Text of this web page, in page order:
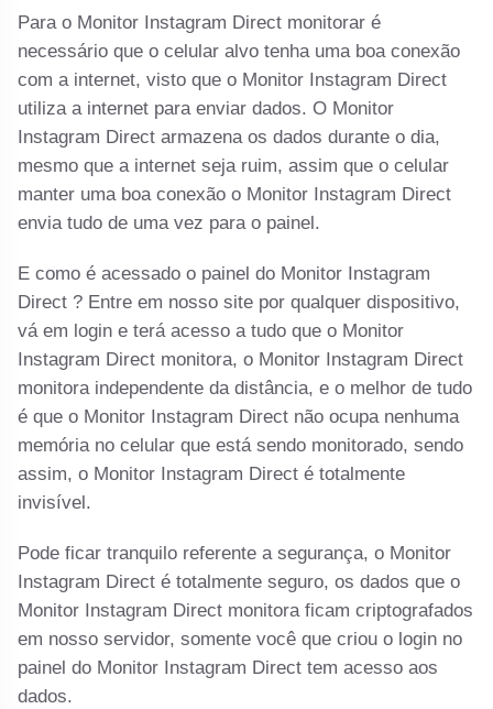
Para o Monitor Instagram Direct monitorar é
necessário que o celular alvo tenha uma boa conexão
com a internet, visto que o Monitor Instagram Direct
utiliza a internet para enviar dados. O Monitor
Instagram Direct armazena os dados durante o dia,
mesmo que a internet seja ruim, assim que o celular
manter uma boa conexão o Monitor Instagram Direct
envia tudo de uma vez para o painel.
E como é acessado o painel do Monitor Instagram
Direct ? Entre em nosso site por qualquer dispositivo,
vá em login e terá acesso a tudo que o Monitor
Instagram Direct monitora, o Monitor Instagram Direct
monitora independente da distância, e o melhor de tudo
é que o Monitor Instagram Direct não ocupa nenhuma
memória no celular que está sendo monitorado, sendo
assim, o Monitor Instagram Direct é totalmente
invisível.
Pode ficar tranquilo referente a segurança, o Monitor
Instagram Direct é totalmente seguro, os dados que o
Monitor Instagram Direct monitora ficam criptografados
em nosso servidor, somente você que criou o login no
painel do Monitor Instagram Direct tem acesso aos
dados.